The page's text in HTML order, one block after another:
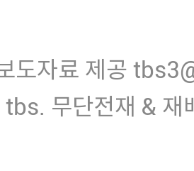
도자료 제공
무단전재 & 재